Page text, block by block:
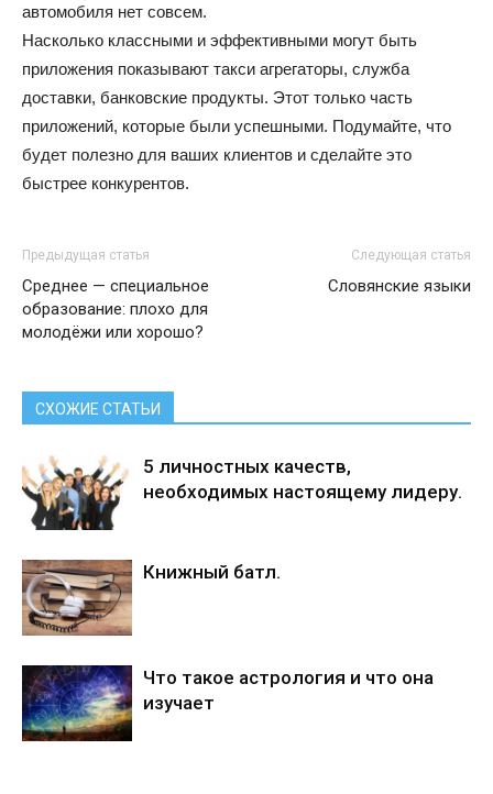
автомобиля нет совсем.
Насколько классными и эффективными могут быть
приложения показывают такси агрегаторы, служба
доставки, банковские продукты. Этот только часть
приложений, которые были успешными. Подумайте, что
будет полезно для ваших клиентов и сделайте это
быстрее конкурентов.
Предыдущая статья
Среднее — специальное
образование: плохо для
молодёжи или хорошо?
Следующая статья
Словянские языки
СХОЖИЕ СТАТЬИ
5 личностных качеств,
необходимых настоящему лидеру.
Книжный батл.
Что такое астрология и что она
изучает